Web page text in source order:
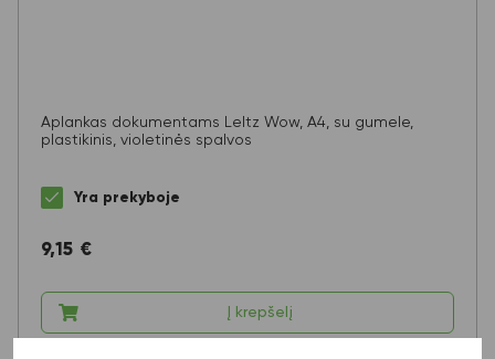
Aplankas dokumentams LeItz Wow, A4, su gumele,
plastikinis, violetinės spalvos
Yra prekyboje
9,15 €
Į krepšelį